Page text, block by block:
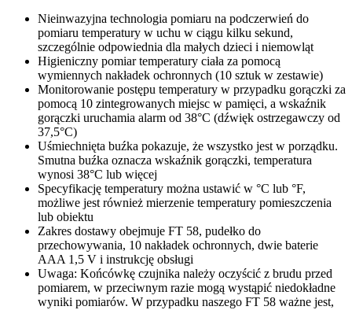
Nieinwazyjna technologia pomiaru na podczerwień do
pomiaru temperatury w uchu w ciągu kilku sekund,
szczególnie odpowiednia dla małych dzieci i niemowląt
Higieniczny pomiar temperatury ciała za pomocą
wymiennych nakładek ochronnych (10 sztuk w zestawie)
Monitorowanie postępu temperatury w przypadku gorączki za
pomocą 10 zintegrowanych miejsc w pamięci, a wskaźnik
gorączki uruchamia alarm od 38°C (dźwięk ostrzegawczy od
37,5°C)
Uśmiechnięta buźka pokazuje, że wszystko jest w porządku.
Smutna buźka oznacza wskaźnik gorączki, temperatura
wynosi 38°C lub więcej
Specyfikację temperatury można ustawić w °C lub °F,
możliwe jest również mierzenie temperatury pomieszczenia
lub obiektu
Zakres dostawy obejmuje FT 58, pudełko do
przechowywania, 10 nakładek ochronnych, dwie baterie
AAA 1,5 V i instrukcję obsługi
Uwaga: Końcówkę czujnika należy oczyścić z brudu przed
pomiarem, w przeciwnym razie mogą wystąpić niedokładne
wyniki pomiarów. W przypadku naszego FT 58 ważne jest,